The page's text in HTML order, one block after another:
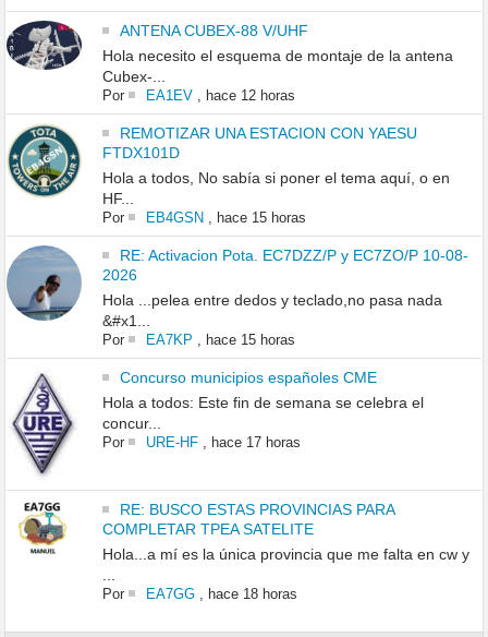
ANTENA CUBEX-88 V/UHF
Hola necesito el esquema de montaje de la antena
Cubex-...
Por EA1EV, hace 12 horas
REMOTIZAR UNA ESTACION CON YAESU
FTDX101D
Hola a todos, No sabía si poner el tema aquí, o en
HF...
Por EB4GSN, hace 15 horas
RE: Activacion Pota. EC7DZZ/P y EC7ZO/P 10-08-
2026
Hola ...pelea entre dedos y teclado,no pasa nada
&#x1...
Por EA7KP hace 15 horas
Concurso municipios españoles CME
Hola a todos: Este fin de semana se celebra el
concur...
Por URE-HF, hace 17 horas
RE: BUSCO ESTAS PROVINCIAS PARA
COMPLETAR TPEA SATELITE
Hola...a mí es la única provincia que me falta en cw y
Por EA7GG, hace 18 horas